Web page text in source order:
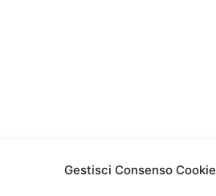
Gestisci Consenso Cookie